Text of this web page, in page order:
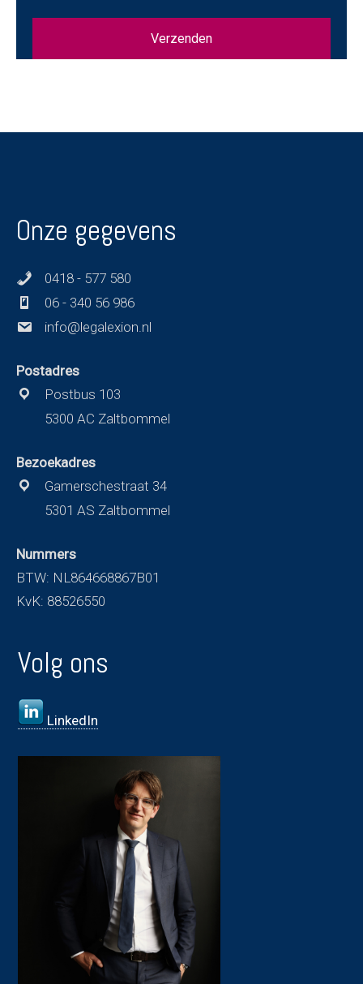
Onze gegevens
0418 - 577 580
06 - 340 56 986
info@legalexion.nl
Postadres
Postbus 103
5300 AC Zaltbommel
Bezoekadres
Gamerschestraat 34
5301 AS Zaltbommel
Nummers
BTW: NL864668867B01
KvK: 88526550
Volg ons
LinkedIn